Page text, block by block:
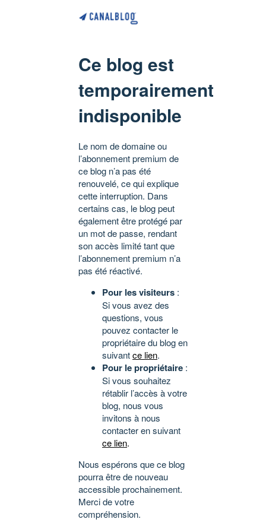
Ce blog est
temporairement
indisponible
Le nom de domaine ou
l’abonnement premium de
ce blog n’a pas été
renouvelé, ce qui explique
cette interruption. Dans
certains cas, le blog peut
également être protégé par
un mot de passe, rendant
son accès limité tant que
l’abonnement premium n’a
pas été réactivé.
Pour les visiteurs :
Si vous avez des
questions, vous
pouvez contacter le
propriétaire du blog en
suivantce lien.
Pour le propriétaire :
Si vous souhaitez
rétablir l’accès à votre
blog, nous vous
invitons à nous
contacter en suivant
ce lien.
Nous espérons que ce blog
pourra être de nouveau
accessible prochainement.
Merci de votre
compréhension.